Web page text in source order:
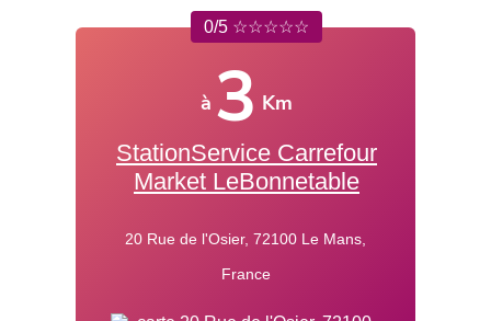
0/5 ☆☆☆☆☆
à 3 Km
StationService Carrefour
Market LeBonnetable
20 Rue de l'Osier, 72100 Le Mans,
France